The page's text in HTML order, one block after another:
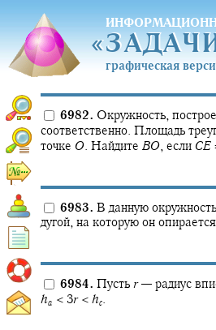
«
«
графическая
6982. Окружность,
соответственно. Площадь
точке O. Найдите BO, если CE
6983. В данную
дугой, на которую он
6984. Пусть r— радиус
ha < 3r< hc.